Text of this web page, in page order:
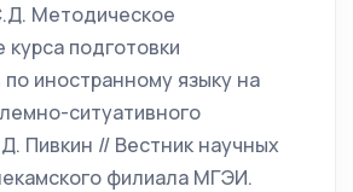
Методическое
подготовки
иностранному языку на
ситуативного
Пивкин // Вестник научных
филиала МГЭИ.